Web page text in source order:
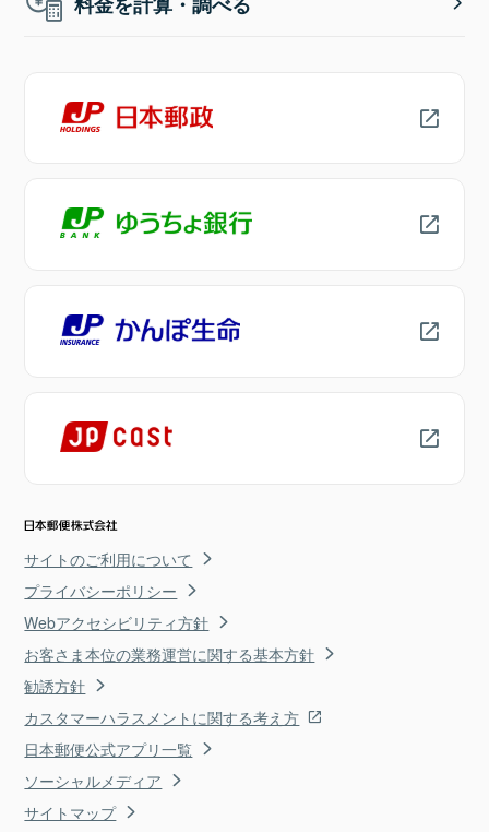
サイトのご利用について
プライバシーポリシー
Webアクセシビリティ方針
お客さま本位の業務運営に関する基本方針
勧誘方針
カスタマーハラスメントに関する考え方
日本郵便公式アプリ一覧
ソーシャルメディア
サイトマップ